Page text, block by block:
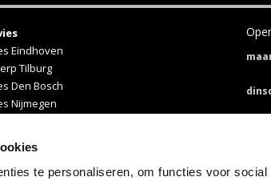
te personaliseren, om functies voor social
Eindhoven
Tilburg
Den Bosch
Nijmegen